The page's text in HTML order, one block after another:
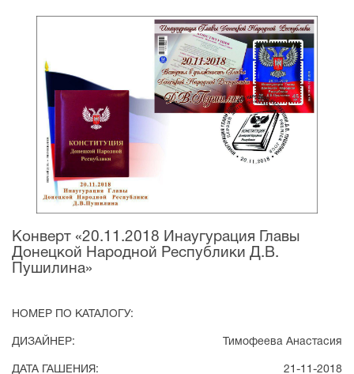
Конверт «20.11.2018 Инаугурация Главы
Донецкой Народной Республики Д.В.
Пушилина»
НОМЕР ПО КАТАЛОГУ:
ДИЗАЙНЕР: Тимофеева Анастасия
ДАТА ГАШЕНИЯ: 21-11-2018